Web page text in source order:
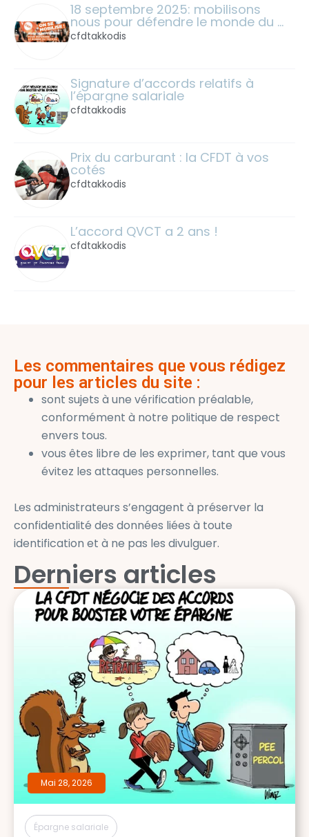
18 septembre 2025: mobilisons
nous pour défendre le monde du
travail !
cfdtakkodis
Signature d’accords relatifs à
l’épargne salariale
cfdtakkodis
Prix du carburant : la CFDT à vos
cotés
cfdtakkodis
L’accord QVCT a 2 ans !
cfdtakkodis
Les commentaires que vous rédigez
pour les articles du site :
sont sujets à une vérification préalable,
conformément à notre politique de respect
envers tous.
vous êtes libre de les exprimer, tant que vous
évitez les attaques personnelles.
Les administrateurs s’engagent à préserver la
confidentialité des données liées à toute
identification et à ne pas les divulguer.
Derniers articles
Mai 28, 2026
Épargne salariale